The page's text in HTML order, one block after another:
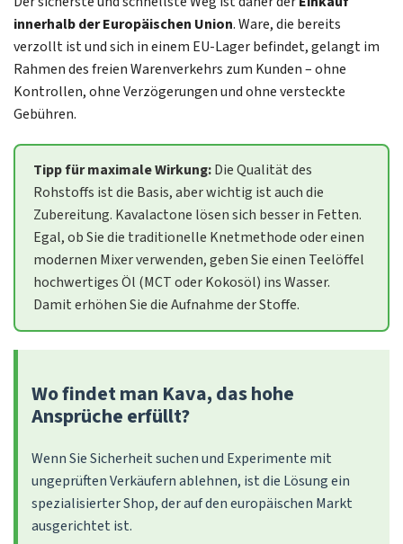
innerhalb der Europäischen Union. Ware, die bereits
verzollt ist und sich in einem EU-Lager befindet, gelangt im
Rahmen des freien Warenverkehrs zum Kunden – ohne
Kontrollen, ohne Verzögerungen und ohne versteckte
Gebühren.
Tipp für maximale Wirkung:Die Qualität des
Rohstoffs ist die Basis, aber wichtig ist auch die
Zubereitung. Kavalactone lösen sich besser in Fetten.
Egal, ob Sie die traditionelle Knetmethode oder einen
modernen Mixer verwenden, geben Sie einen Teelöffel
hochwertiges Öl (MCT oder Kokosöl) ins Wasser.
Damit erhöhen Sie die Aufnahme der Stoffe.
Wo findet man Kava, das hohe
Ansprüche erfüllt?
Wenn Sie Sicherheit suchen und Experimente mit
ungeprüften Verkäufern ablehnen, ist die Lösung ein
spezialisierter Shop, der auf den europäischen Markt
ausgerichtet ist.